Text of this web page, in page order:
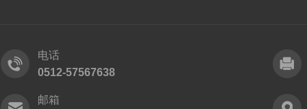
电话
0512-57567638
邮箱